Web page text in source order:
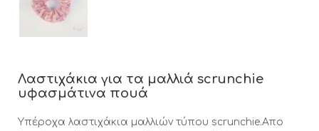
Λαστιχάκια για τα μαλλιά scrunchie
υφασμάτινα πουά
Υπέροχα λαστιχάκια μαλλιών τύπου scrunchie.Απο